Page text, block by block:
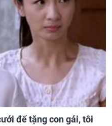
để tặng con gái, tôi